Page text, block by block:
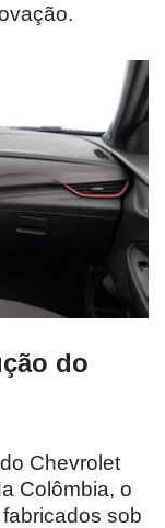
do
Chevrolet
Colômbia, o
sob